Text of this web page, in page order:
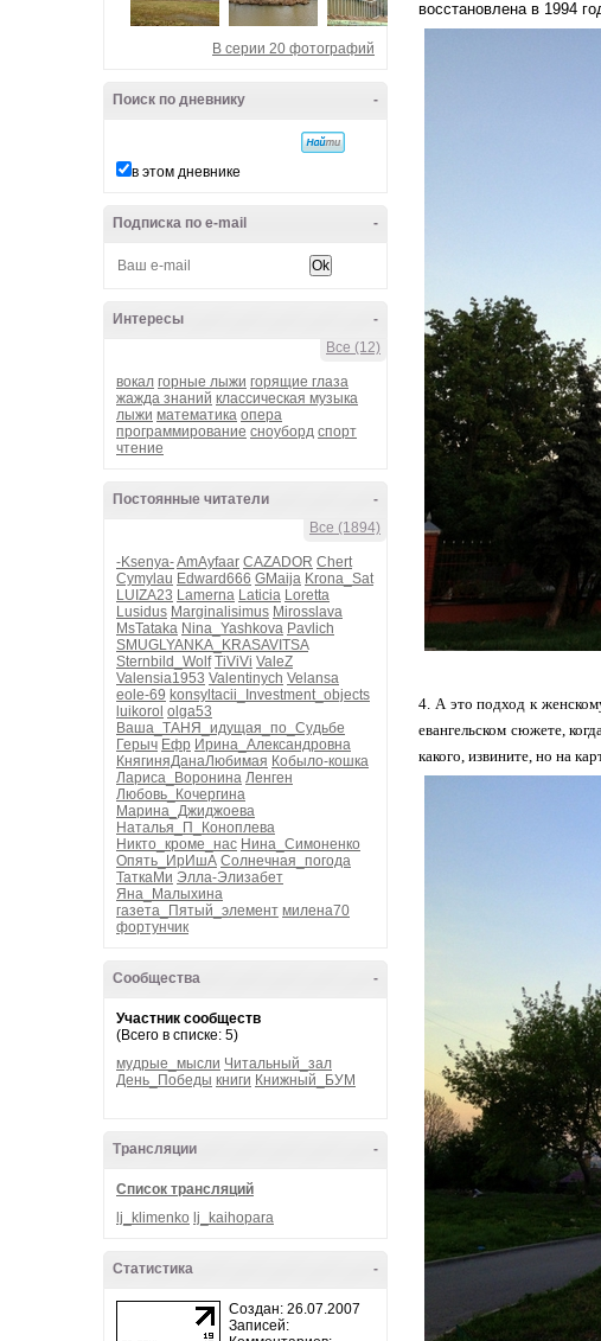
В серии 20 фотографий
-
Поиск по дневнику
в этом дневнике
-
Подписка по e-mail
-
Интересы
Все (12)
вокал горные лыжи горящие глаза
жажда знаний классическая музыка
лыжи математика опера
программирование сноуборд спорт
чтение
-
Постоянные читатели
Все (1894)
-Ksenya-AmAyfaar CAZADOR Chert
Cymylau Edward666 GMaija Krona_Sat
LUIZA23 Lamerna Laticia Loretta
Lusidus Marginalisimus Mirosslava
MsTataka Nina_Yashkova Pavlich
SMUGLYANKA_KRASAVITSA
Sternbild_Wolf TiViVi ValeZ
Valensia1953 Valentinych Velansa
eole-69 konsyltacii_Investment_objects
luikorol olga53
Ваша_ТАНЯ_идущая_по_Судьбе
Герыч Ефр Ирина_Александровна
КнягиняДанаЛюбимая Кобыло-кошка
Лариса_Воронина Ленген
Любовь_Кочергина
Марина_Джиджоева
Наталья_П_Коноплева
Никто_кроме_нас Нина_Симоненко
Опять_ИрИшА Солнечная_погода
ТаткаМи Элла-Элизабет
Яна_Малыхина
газета_Пятый_элемент милена70
фортунчик
-
Сообщества
Участник сообществ
(Всего в списке: 5)
мудрые_мысли Читальный_зал
День_Победы книги Книжный_БУМ
-
Трансляции
Список трансляций
lj_klimenko lj_kaihopara
-
Статистика
Создан: 26.07.2007
Записей:
восстановлена в 1994
4. А это подход к
евангельском сюжете,
какого, извините, но на